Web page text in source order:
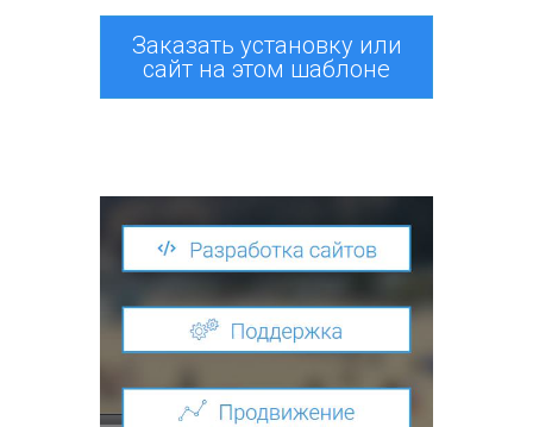
Заказать установку или
сайт на этом шаблоне